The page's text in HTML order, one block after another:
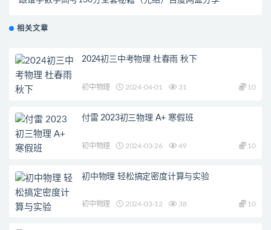
相关文章
2024初三中考物理 杜春雨 秋下
初中物理 2024-04-01 31 10
付雷 2023初三物理 A+ 寒假班
初中物理 2024-03-26 49 10
初中物理 轻松搞定密度计算与实验
初中物理 2024-03-12 38 10